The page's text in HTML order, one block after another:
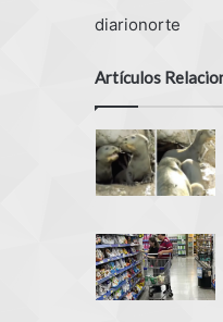
diarionorte
Artículos